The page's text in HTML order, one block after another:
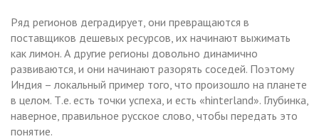
Ряд регионов деградирует, они превращаются в
поставщиков дешевых ресурсов, их начинают выжимать
как лимон. А другие регионы довольно динамично
развиваются, и они начинают разорять соседей. Поэтому
Индия – локальный пример того, что произошло на планете
в целом. Т.е. есть точки успеха, и есть «hinterland». Глубинка,
наверное, правильное русское слово, чтобы передать это
понятие.